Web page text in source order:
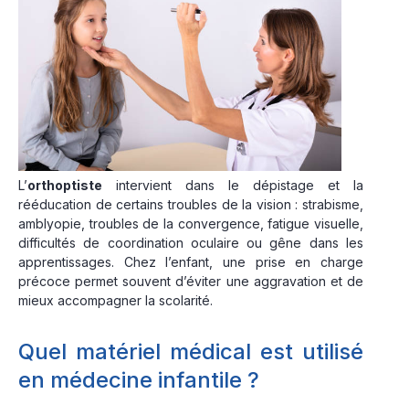
L’orthoptiste intervient dans le dépistage et la
rééducation de certains troubles de la vision : strabisme,
amblyopie, troubles de la convergence, fatigue visuelle,
difficultés de coordination oculaire ou gêne dans les
apprentissages. Chez l’enfant, une prise en charge
précoce permet souvent d’éviter une aggravation et de
mieux accompagner la scolarité.
Quel matériel médical est utilisé
en médecine infantile ?